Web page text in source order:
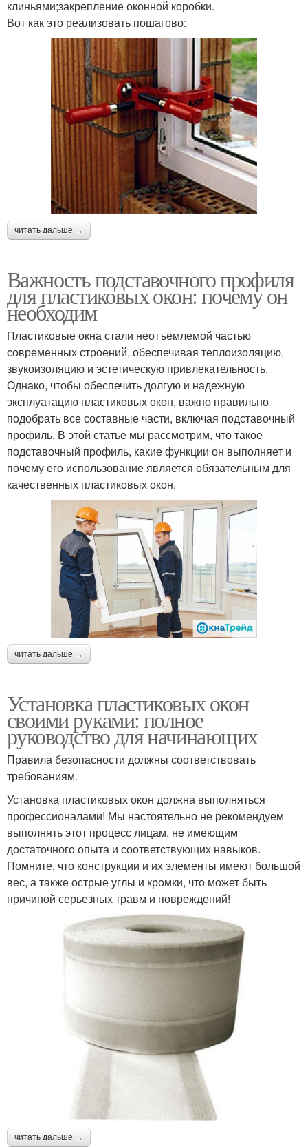
клиньями;закрепление оконной коробки.
Вот как это реализовать пошагово:
читать дальше →
Важность подставочного профиля
для пластиковых окон: почему он
необходим
Пластиковые окна стали неотъемлемой частью
современных строений, обеспечивая теплоизоляцию,
звукоизоляцию и эстетическую привлекательность.
Однако, чтобы обеспечить долгую и надежную
эксплуатацию пластиковых окон, важно правильно
подобрать все составные части, включая подставочный
профиль. В этой статье мы рассмотрим, что такое
подставочный профиль, какие функции он выполняет и
почему его использование является обязательным для
качественных пластиковых окон.
читать дальше →
Установка пластиковых окон
своими руками: полное
руководство для начинающих
Правила безопасности должны соответствовать
требованиям.
Установка пластиковых окон должна выполняться
профессионалами! Мы настоятельно не рекомендуем
выполнять этот процесс лицам, не имеющим
достаточного опыта и соответствующих навыков.
Помните, что конструкции и их элементы имеют большой
вес, а также острые углы и кромки, что может быть
причиной серьезных травм и повреждений!
читать дальше →